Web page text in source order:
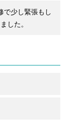
で少し緊張もし
した。